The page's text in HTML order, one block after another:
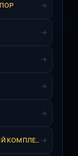
БАРЫШИ, ТОРГОВО-РАЗВЛЕКАТЕЛЬНЫЙ КОМПЛЕКС